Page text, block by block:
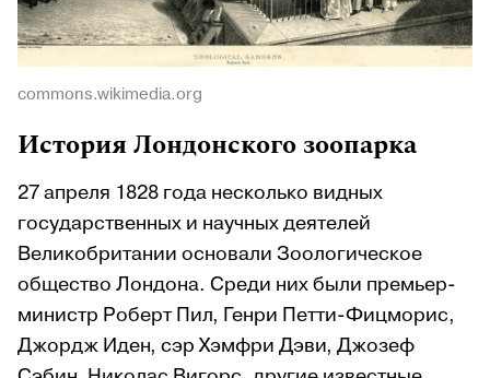
commons.wikimedia.org
История Лондонского зоопарка
27 апреля 1828 года несколько видных
государственных и научных деятелей
Великобритании основали Зоологическое
общество Лондона. Среди них были премьер-
министр Роберт Пил, Генри Петти-Фицморис,
Джордж Иден, сэр Хэмфри Дэви, Джозеф